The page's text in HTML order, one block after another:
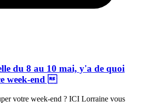
du 8 au 10 mai, y'a de quoi
week-end
votre week-end ? ICI Lorraine vous